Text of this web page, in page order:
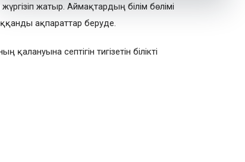
жатыр. Аймақтардың білім бөлімі
ақпараттар беруде.
септігін тигізетін білікті